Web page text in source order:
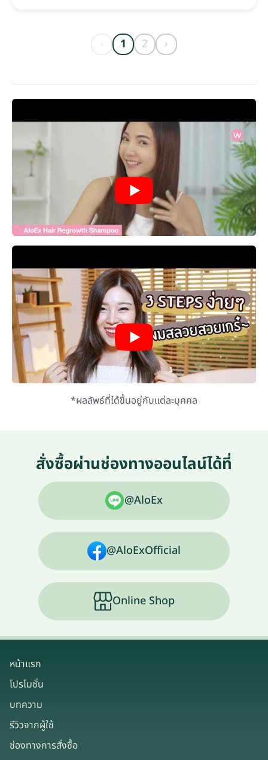
1 2 ›
*ผลลัพธ์ที่ได้ขึ้นอยู่กับแต่ละบุคคล
สั่งซื้อผ่านช่องทางออนไลน์ได้ที่
@AloEx
@AloExOfficial
Online Shop
หน้าแรก
โปรโมชั่น
บทความ
รีวิวจากผู้ใช้
ช่องทางการสั่งซื้อ